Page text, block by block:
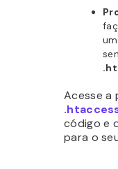
Acesse a
código e
para o